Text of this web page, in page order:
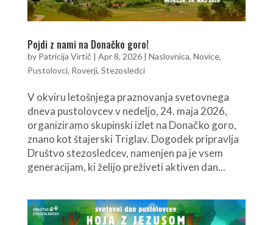
Pojdi z nami na Donačko goro!
by Patricija Virtič| Apr 8, 2026| Naslovnica, Novice,
Pustolovci, Roverji, Stezosledci
V okviru letošnjega praznovanja svetovnega
dneva pustolovcev v nedeljo, 24. maja 2026,
organiziramo skupinski izlet na Donačko goro,
znano kot štajerski Triglav. Dogodek pripravlja
Društvo stezosledcev, namenjen pa je vsem
generacijam, ki želijo preživeti aktiven dan...